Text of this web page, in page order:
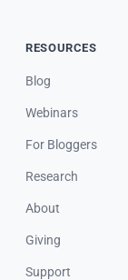
RESOURCES
Blog
Webinars
For Bloggers
Research
About
Giving
Support